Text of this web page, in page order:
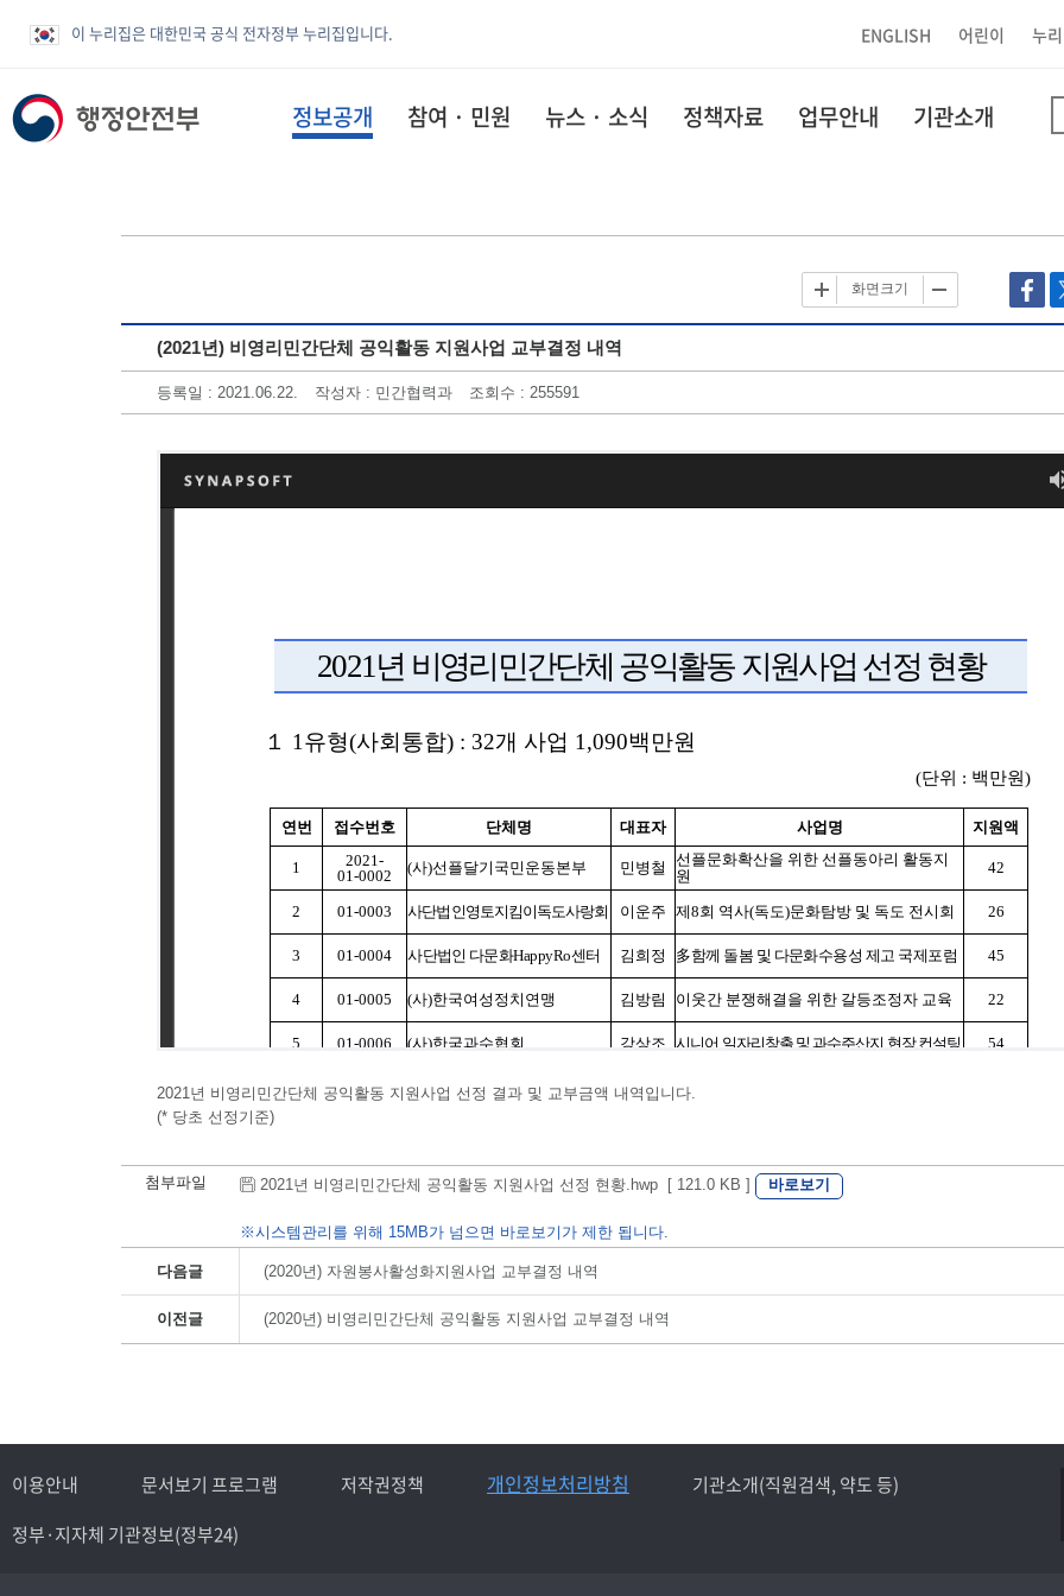
이 누리집은 대한민국 공식 전자정부 누리집입니다. ENGLISH 어린이 누
정보공개 참여 · 민원 뉴스 · 소식 정책자료 업무안내 기관소개
화면크기
(2021년) 비영리민간단체 공익활동 지원사업 교부결정 내역
등록일 : 2021.06.22. 작성자 : 민간협력과 조회수 : 255591
2021년 비영리민간단체 공익활동 지원사업 선정 결과 및 교부금액 내역입니다.
(* 당초 선정기준)
첨부파일 2021년 비영리민간단체 공익활동 지원사업 선정 현황.hwp [ 121.0 KB ] 바로보기
※시스템관리를 위해 15MB가 넘으면 바로보기가 제한 됩니다.
다음글 (2020년) 자원봉사활성화지원사업 교부결정 내역
이전글 (2020년) 비영리민간단체 공익활동 지원사업 교부결정 내역
이용안내 문서보기 프로그램 저작권정책 개인정보처리방침
기관소개(직원검색, 약도 등)
정부·지자체 기관정보(정부24)